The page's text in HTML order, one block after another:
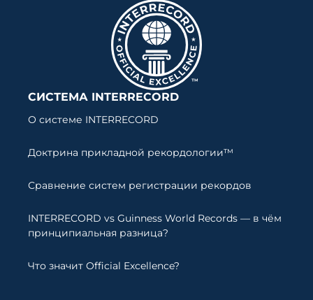
СИСТЕМА INTERRECORD
О системе INTERRECORD
Доктрина прикладной рекордологии™
Сравнение систем регистрации рекордов
INTERRECORD vs Guinness World Records — в чём
принципиальная разница?
Что значит Official Excellence?